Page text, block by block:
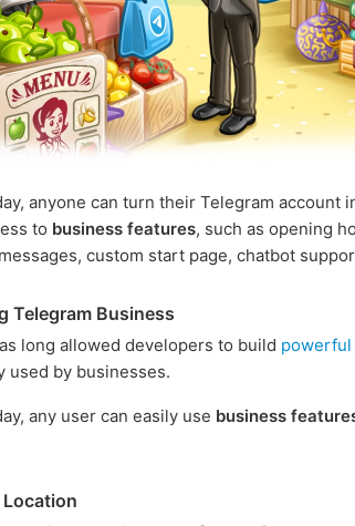
anyone can turn their Telegram account
to business features, such as opening
custom start page, chatbot
Telegram Business
long allowed developers to build powerful
used by businesses.
any user can easily use business